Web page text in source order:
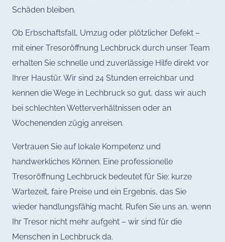
Schäden bleiben.
Ob Erbschaftsfall, Umzug oder plötzlicher Defekt –
mit einer Tresoröffnung Lechbruck durch unser Team
erhalten Sie schnelle und zuverlässige Hilfe direkt vor
Ihrer Haustür. Wir sind 24 Stunden erreichbar und
kennen die Wege in Lechbruck so gut, dass wir auch
bei schlechten Wetterverhältnissen oder an
Wochenenden zügig anreisen.
Vertrauen Sie auf lokale Kompetenz und
handwerkliches Können. Eine professionelle
Tresoröffnung Lechbruck bedeutet für Sie: kurze
Wartezeit, faire Preise und ein Ergebnis, das Sie
wieder handlungsfähig macht. Rufen Sie uns an, wenn
Ihr Tresor nicht mehr aufgeht – wir sind für die
Menschen in Lechbruck da.